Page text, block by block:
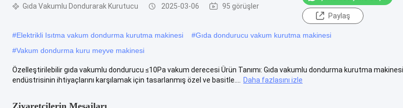
Gıda Vakumlu Dondurarak Kurutucu 2025-03-06 95 görüşler
Paylaş
#Elektrikli Isıtma vakum dondurma kurutma makinesi #Gıda dondurucu vakum kurutma makinesi
#Vakum dondurma kuru meyve makinesi
Özelleştirilebilir gıda vakumlu dondurucu ≤10Pa vakum derecesi Ürün Tanımı: Gıda vakumlu dondurma kurutma
endüstrisinin ihtiyaçlarını karşılamak için tasarlanmış özel ve basitle....
Daha fazlasını izle
Ziyaretçilerin Mesajları